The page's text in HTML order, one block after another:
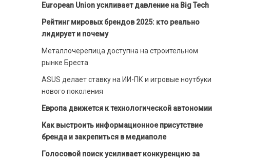
European Union усиливает давление на Big Tech
Рейтинг мировых брендов 2025: кто реально
лидирует и почему
Металлочерепица доступна на строительном
рынке Бреста
ASUS делает ставку на ИИ-ПК и игровые ноутбуки
нового поколения
Европа движется к технологической автономии
Как выстроить информационное присутствие
бренда и закрепиться в медиаполе
Голосовой поиск усиливает конкуренцию за